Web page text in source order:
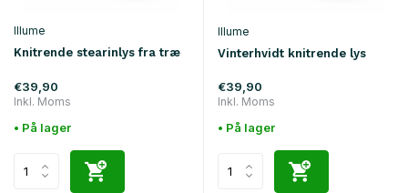
Illume
Knitrende stearinlys fra træ
€39,90
Inkl. Moms
• På lager
Illume
Vinterhvidt knitrende lys
€39,90
Inkl. Moms
• På lager